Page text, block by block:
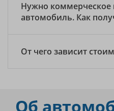
Нужно коммерческое
автомобиль. Как
От чего зависит
Об